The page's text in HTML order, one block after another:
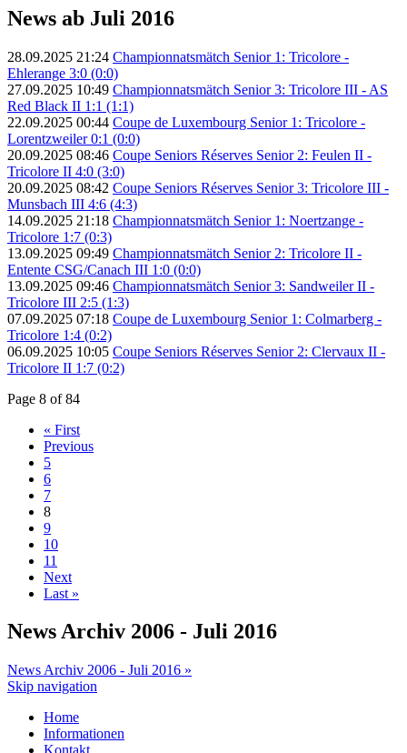
News ab Juli 2016
28.09.2025 21:24 Championnatsmätch Senior 1: Tricolore -
Ehlerange 3:0 (0:0)
27.09.2025 10:49 Championnatsmätch Senior 3: Tricolore III - AS
Red Black II 1:1 (1:1)
22.09.2025 00:44 Coupe de Luxembourg Senior 1: Tricolore -
Lorentzweiler 0:1 (0:0)
20.09.2025 08:46 Coupe Seniors Réserves Senior 2: Feulen II -
Tricolore II 4:0 (3:0)
20.09.2025 08:42 Coupe Seniors Réserves Senior 3: Tricolore III -
Munsbach III 4:6 (4:3)
14.09.2025 21:18 Championnatsmätch Senior 1: Noertzange -
Tricolore 1:7 (0:3)
13.09.2025 09:49 Championnatsmätch Senior 2: Tricolore II -
Entente CSG/Canach III 1:0 (0:0)
13.09.2025 09:46 Championnatsmätch Senior 3: Sandweiler II -
Tricolore III 2:5 (1:3)
07.09.2025 07:18 Coupe de Luxembourg Senior 1: Colmarberg -
Tricolore 1:4 (0:2)
06.09.2025 10:05 Coupe Seniors Réserves Senior 2: Clervaux II -
Tricolore II 1:7 (0:2)
Page 8 of 84
« First
Previous
5
6
7
8
9
10
11
Next
Last »
News Archiv 2006 - Juli 2016
News Archiv 2006 - Juli 2016 »
Skip navigation
Home
Informationen